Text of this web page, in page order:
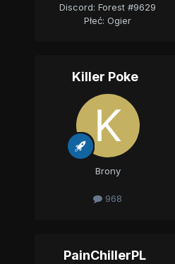
Discord: Forest #9629
Płeć: Ogier
Killer Poke
Brony
968
PainChillerPL